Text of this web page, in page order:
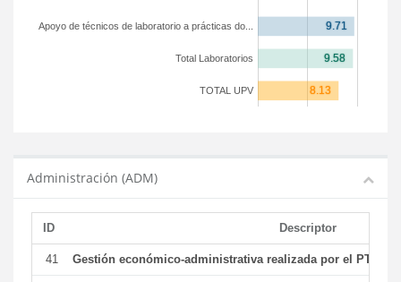
TOTAL UPV
Total Laboratorios
Apoyo de técnicos de laboratorio a prácticas do...
Administración (ADM)
ID Descriptor
41 Gestión económico-administrativa realizada por el PTGAS